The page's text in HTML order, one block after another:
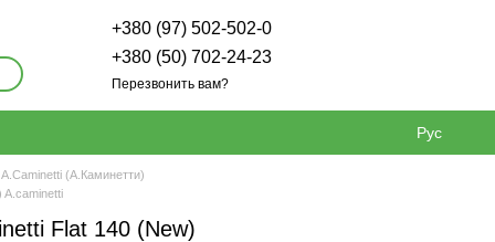
+380 (97) 502-502-0
+380 (50) 702-24-23
Перезвонить вам?
Рус
(А.Каминетти)
A.caminetti
Flat 140 (New)